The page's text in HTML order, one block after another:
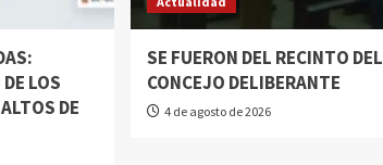
LOS
DE
SE FUERON DEL RECINTO DEL
CONCEJO DELIBERANTE
4 de agosto de 2026